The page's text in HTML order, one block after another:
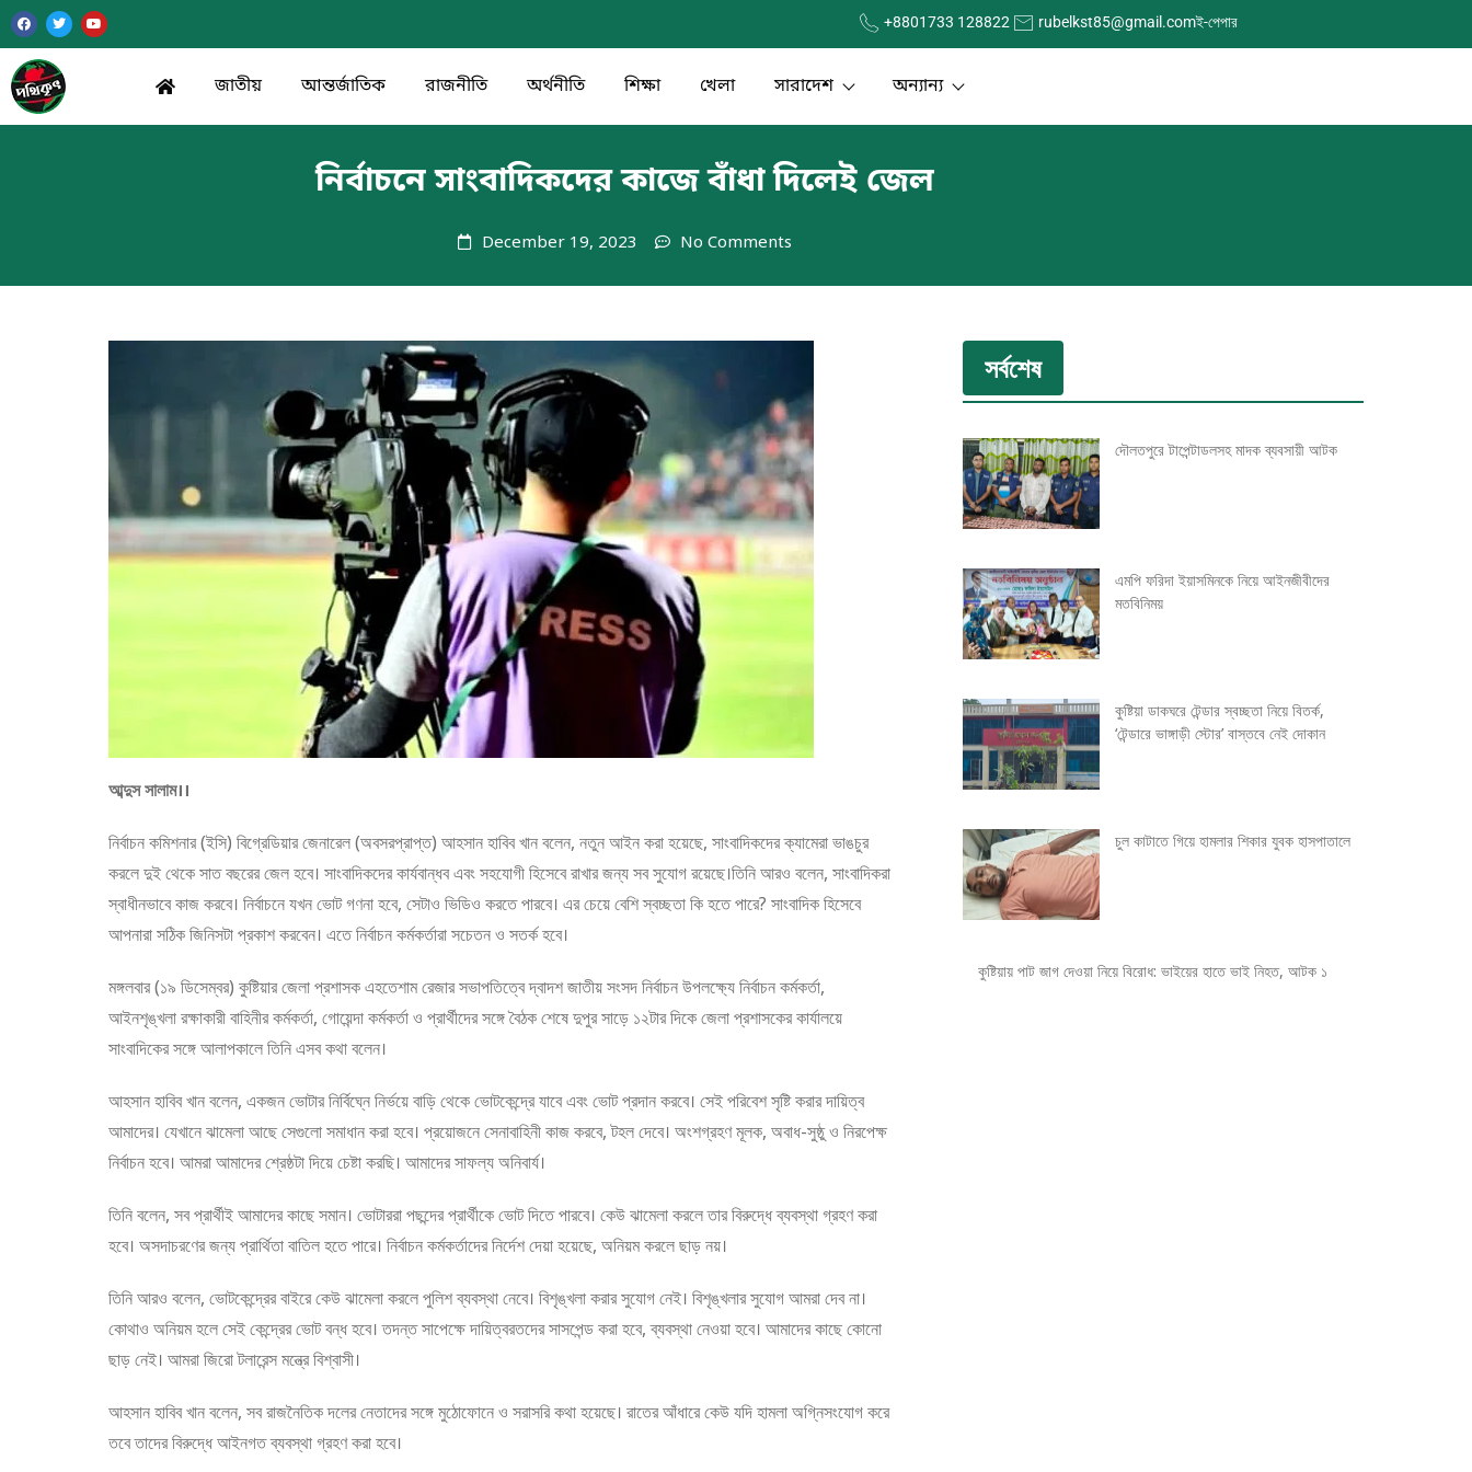
+8801733 128822 rubelkst85@gmail.comই-পেপার
জাতীয় আন্তর্জাতিক রাজনীতি অর্থনীতি শিক্ষা খেলা সারাদেশ অন্যান্য
নির্বাচনে সাংবাদিকদের কাজে বাঁধা দিলেই জেল
December 19, 2023 No Comments
আব্দুস সালাম।।
নির্বাচন কমিশনার (ইসি) বিগ্রেডিয়ার জেনারেল (অবসরপ্রাপ্ত) আহসান হাবিব খান বলেন, নতুন আইন করা হয়েছে, সাংবাদিকদের ক্যামেরা ভাঙচুর
করলে দুই থেকে সাত বছরের জেল হবে। সাংবাদিকদের কার্যবান্ধব এবং সহযোগী হিসেবে রাখার জন্য সব সুযোগ রয়েছে।তিনি আরও বলেন, সাংবাদিকরা
স্বাধীনভাবে কাজ করবে। নির্বাচনে যখন ভোট গণনা হবে, সেটাও ভিডিও করতে পারবে। এর চেয়ে বেশি স্বচ্ছতা কি হতে পারে? সাংবাদিক হিসেবে
আপনারা সঠিক জিনিসটা প্রকাশ করবেন। এতে নির্বাচন কর্মকর্তারা সচেতন ও সতর্ক হবে।
মঙ্গলবার (১৯ ডিসেম্বর) কুষ্টিয়ার জেলা প্রশাসক এহতেশাম রেজার সভাপতিত্বে দ্বাদশ জাতীয় সংসদ নির্বাচন উপলক্ষ্যে নির্বাচন কর্মকর্তা,
আইনশৃঙ্খলা রক্ষাকারী বাহিনীর কর্মকর্তা, গোয়েন্দা কর্মকর্তা ও প্রার্থীদের সঙ্গে বৈঠক শেষে দুপুর সাড়ে ১২টার দিকে জেলা প্রশাসকের কার্যালয়ে
সাংবাদিকের সঙ্গে আলাপকালে তিনি এসব কথা বলেন।
আহসান হাবিব খান বলেন, একজন ভোটার নির্বিঘ্নে নির্ভয়ে বাড়ি থেকে ভোটকেন্দ্রে যাবে এবং ভোট প্রদান করবে। সেই পরিবেশ সৃষ্টি করার দায়িত্ব
আমাদের। যেখানে ঝামেলা আছে সেগুলো সমাধান করা হবে। প্রয়োজনে সেনাবাহিনী কাজ করবে, টহল দেবে। অংশগ্রহণ মূলক, অবাধ-সুষ্ঠু ও নিরপেক্ষ
নির্বাচন হবে। আমরা আমাদের শ্রেষ্ঠটা দিয়ে চেষ্টা করছি। আমাদের সাফল্য অনিবার্য।
তিনি বলেন, সব প্রার্থীই আমাদের কাছে সমান। ভোটাররা পছন্দের প্রার্থীকে ভোট দিতে পারবে। কেউ ঝামেলা করলে তার বিরুদ্ধে ব্যবস্থা গ্রহণ করা
হবে। অসদাচরণের জন্য প্রার্থিতা বাতিল হতে পারে। নির্বাচন কর্মকর্তাদের নির্দেশ দেয়া হয়েছে, অনিয়ম করলে ছাড় নয়।
তিনি আরও বলেন, ভোটকেন্দ্রের বাইরে কেউ ঝামেলা করলে পুলিশ ব্যবস্থা নেবে। বিশৃঙ্খলা করার সুযোগ নেই। বিশৃঙ্খলার সুযোগ আমরা দেব না।
কোথাও অনিয়ম হলে সেই কেন্দ্রের ভোট বন্ধ হবে। তদন্ত সাপেক্ষে দায়িত্বরতদের সাসপেন্ড করা হবে, ব্যবস্থা নেওয়া হবে। আমাদের কাছে কোনো
ছাড় নেই। আমরা জিরো টলারেন্স মন্ত্রে বিশ্বাসী।
আহসান হাবিব খান বলেন, সব রাজনৈতিক দলের নেতাদের সঙ্গে মুঠোফোনে ও সরাসরি কথা হয়েছে। রাতের আঁধারে কেউ যদি হামলা অগ্নিসংযোগ করে
তবে তাদের বিরুদ্ধে আইনগত ব্যবস্থা গ্রহণ করা হবে।
সর্বশেষ
দৌলতপুরে টাপেন্টাডলসহ মাদক ব্যবসায়ী আটক
এমপি ফরিদা ইয়াসমিনকে নিয়ে আইনজীবীদের
মতবিনিময়
কুষ্টিয়া ডাকঘরে টেন্ডার স্বচ্ছতা নিয়ে বিতর্ক,
‘টেন্ডারে ভাঙ্গাড়ী স্টোর’ বাস্তবে নেই দোকান
চুল কাটাতে গিয়ে হামলার শিকার যুবক হাসপাতালে
কুষ্টিয়ায় পাট জাগ দেওয়া নিয়ে বিরোধ: ভাইয়ের হাতে ভাই নিহত, আটক ১